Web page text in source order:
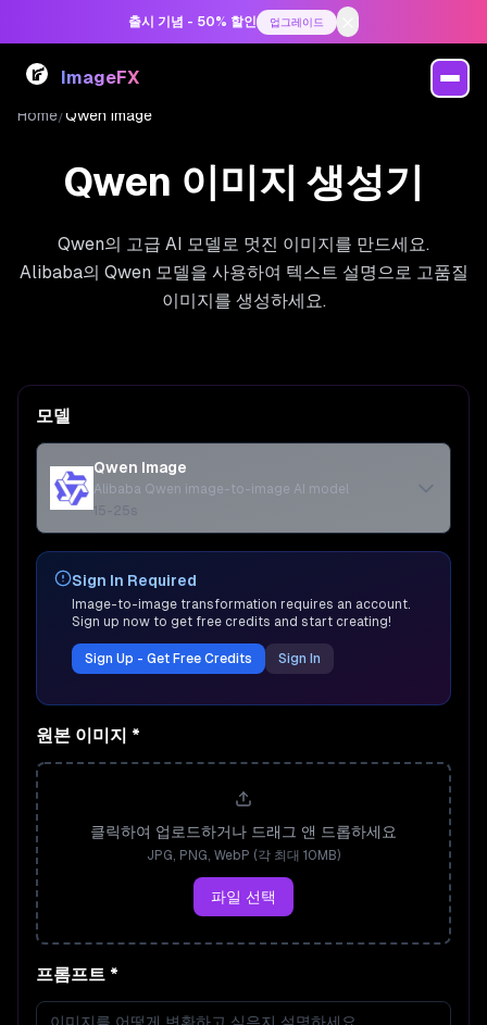
출시 기념 - 50% 할인 업그레이드
ImageFX
Home/Qwen Image
Qwen 이미지 생성기
Qwen의 고급 AI 모델로 멋진 이미지를 만드세요.
Alibaba의 Qwen 모델을 사용하여 텍스트 설명으로 고품질
이미지를 생성하세요.
모델
Qwen Image
Alibaba Qwen image-to-image AI model
15-25s
Sign In Required
Image-to-image transformation requires an account.
Sign up now to get free credits and start creating!
Sign Up - Get Free Credits Sign In
원본 이미지 *
클릭하여 업로드하거나 드래그 앤 드롭하세요
JPG, PNG, WebP (각 최대 10MB)
파일 선택
프롬프트 *